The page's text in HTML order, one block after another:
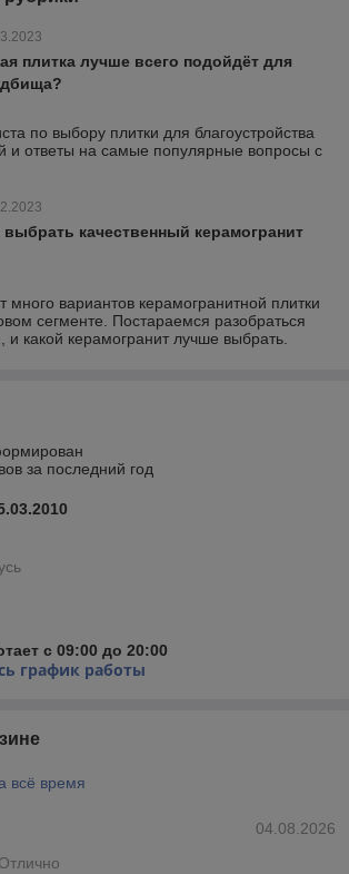
плитка лучше всего подойдёт для
по выбору плитки для благоустройства
и ответы на самые популярные вопросы с
выбрать качественный керамогранит
много вариантов керамогранитной плитки
сегменте. Постараемся разобраться
и какой керамогранит лучше выбрать.
за последний год
с 09:00 до 20:00
график работы
всё время
04.08.2026
Отлично